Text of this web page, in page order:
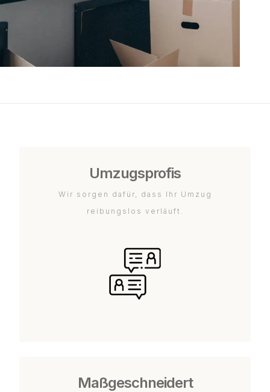
Umzugsprofis
Wir sorgen dafür, dass Ihr Umzug
reibungslos verläuft.
Maßgeschneidert